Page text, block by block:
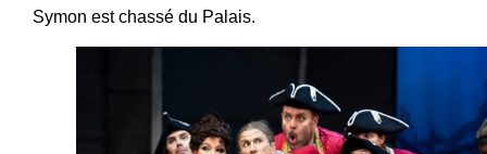
Symon est chassé du Palais.